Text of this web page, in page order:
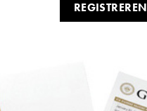
REGISTREREN